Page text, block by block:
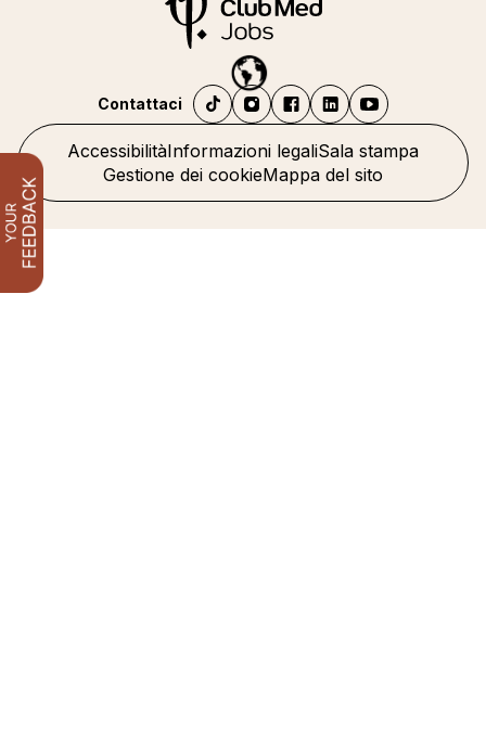
AccessibilitàInformazioni legaliSala stampa
Gestione dei cookieMappa del sito
Contattaci